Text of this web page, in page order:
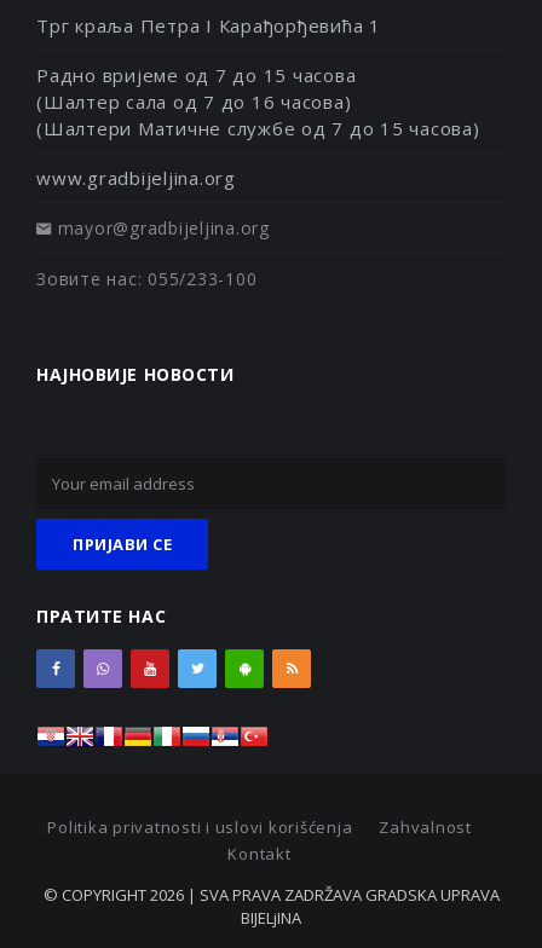
Трг краља Петра I Карађорђевића 1
Радно вријеме од 7 до 15 часова
(Шалтер сала од 7 до 16 часова)
(Шалтери Матичне службе од 7 до 15 часова)
www.gradbijeljina.org
mayor@gradbijeljina.org
Зовите нас: 055/233-100
НАЈНОВИЈЕ НОВОСТИ
ПРАТИТЕ НАС
Politika privatnosti i uslovi korišćenja
Zahvalnost
Kontakt
© COPYRIGHT 2026 | SVA PRAVA ZADRŽAVA GRADSKA UPRAVA
BIJELjINA